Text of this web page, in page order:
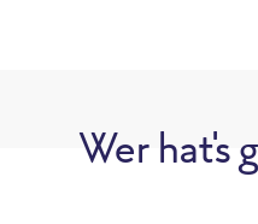
Wer hat's